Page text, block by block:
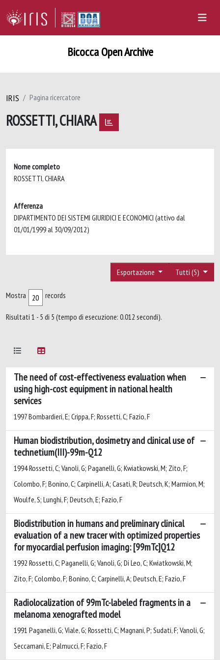
Bicocca Open Archive
IRIS Pagina ricercatore
ROSSETTI, CHIARA
Nome completo
ROSSETTI, CHIARA
Afferenza
DIPARTIMENTO DEI SISTEMI GIURIDICI E ECONOMICI (attivo dal
01/01/1999 al 30/09/2012)
Tutti (5)
Esportazione
Mostra records
Risultati 1 - 5 di 5 (tempo di esecuzione: 0.012 secondi).
The need of cost-effectiveness evaluation when
using high-cost equipment in national health
services
1997 Bombardieri, E; Crippa, F; Rossetti, C; Fazio, F
Human biodistribution, dosimetry and clinical use of
technetium(III)-99m-Q12
1994 Rossetti, C; Vanoli, G; Paganelli, G; Kwiatkowski, M; Zito, F;
Colombo, F; Bonino, C; Carpinelli, A; Casati, R; Deutsch, K; Marmion, M;
Woulfe, S; Lunghi, F; Deutsch, E; Fazio, F
Biodistribution in humans and preliminary clinical
evaluation of a new tracer with optimized properties
for myocardial perfusion imaging: [99mTc]Q12
1992 Rossetti, C; Paganelli, G; Vanoli, G; Di Leo, C; Kwiatkowski, M;
Zito, F; Colombo, F; Bonino, C; Carpinelli, A; Deutsch, E; Fazio, F
Radiolocalization of 99mTc-labeled fragments in a
melanoma xenografted model
1991 Paganelli, G; Viale, G; Rossetti, C; Magnani, P; Sudati, F; Vanoli, G;
Seccamani, E; Palmucci, F; Fazio, F